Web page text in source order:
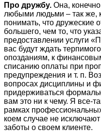
Про дружбу. Она,
любыми людьми – так же,
понимать, что дружеские
большего, чем то, что
предоставлении услуги
вас будут ждать
опозданиям, к
списанию оплаты при
предупреждения и т. п.
вопросах дисциплины и
придерживаться
вам это ни к чему. Я все-
рамках
коем случае не
заботы о своем клиенте.